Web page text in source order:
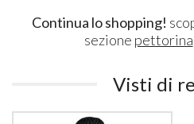
Continua lo shopping!
sezione pettorina
Visti di